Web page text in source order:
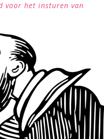
voor het insturen van